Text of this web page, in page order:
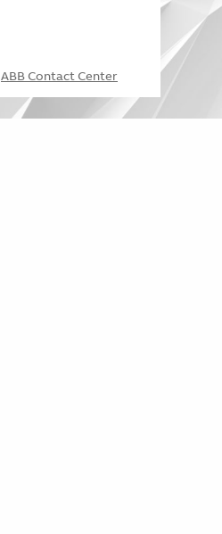
ABB Contact Center